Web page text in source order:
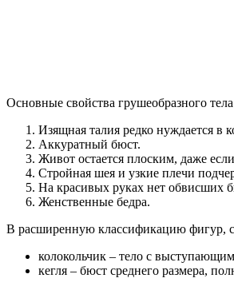
Основные свойства грушеобразного
Изящная талия редко нуждается в
Аккуратный бюст.
Живот остается плоским, даже
Стройная шея и узкие плечи
На красивых руках нет обвисших
Женственные бедра.
В расширенную классификацию фигур,
колокольчик – тело с
кегля – бюст среднего размера,